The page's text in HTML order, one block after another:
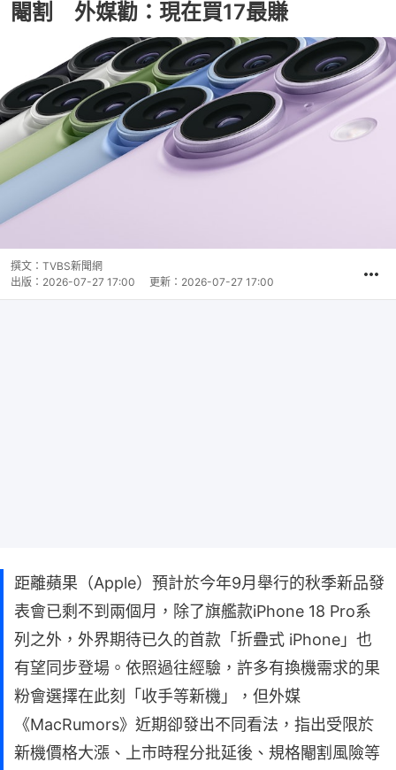
閹割 外媒勸：現在買17最賺
撰文： TVBS新聞網
出版： 2026-07-27 17:00 更新： 2026-07-27 17:00
距離蘋果（Apple）預計於今年9月舉行的秋季新品發
表會已剩不到兩個月，除了旗艦款iPhone 18 Pro系
列之外，外界期待已久的首款「折疊式 iPhone」也
有望同步登場。依照過往經驗，許多有換機需求的果
粉會選擇在此刻「收手等新機」，但外媒
《MacRumors》近期卻發出不同看法，指出受限於
新機價格大漲、上市時程分批延後、規格閹割風險等